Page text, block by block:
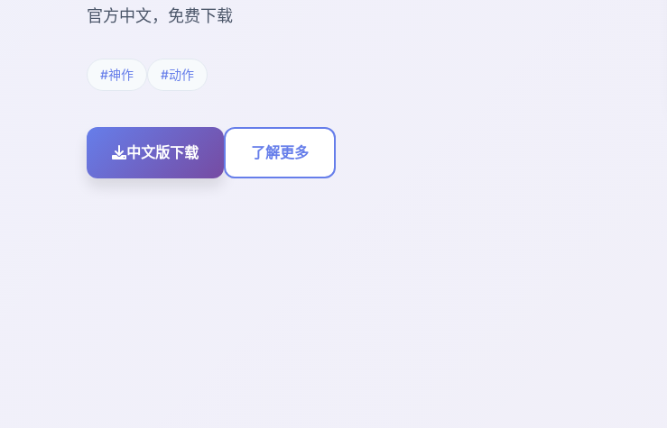
官方中文，免费下载
#神作 #动作
中文版下载 了解更多